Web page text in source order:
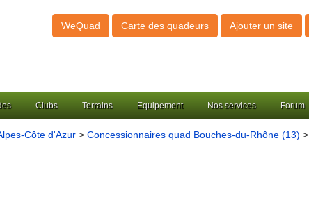
WeQuad Carte des quadeurs Ajouter un site
Clubs Terrains Equipement Nos services Forum
Côte d'Azur > Concessionnaires quad Bouches-du-Rhône (13) >